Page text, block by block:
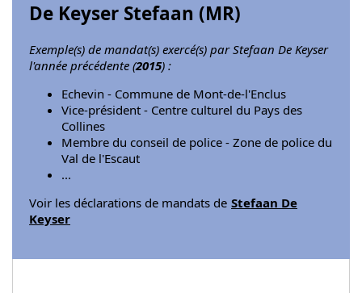
De Keyser Stefaan (MR)
Exemple(s) de mandat(s) exercé(s) par Stefaan De Keyser
l'année précédente (2015) :
Echevin - Commune de Mont-de-l'Enclus
Vice-président - Centre culturel du Pays des
Collines
Membre du conseil de police - Zone de police du
Val de l'Escaut
...
Voir les déclarations de mandats de Stefaan De
Keyser